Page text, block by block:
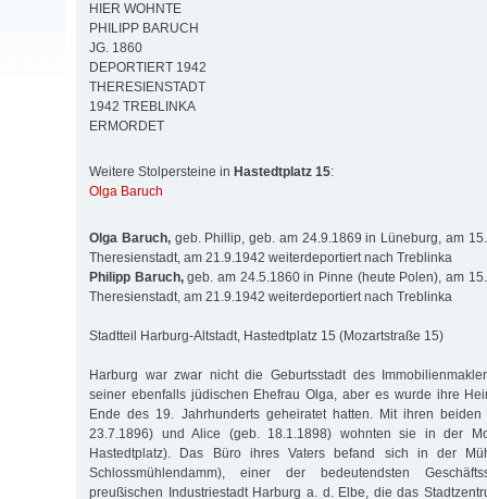
HIER WOHNTE
PHILIPP BARUCH
JG. 1860
DEPORTIERT 1942
THERESIENSTADT
1942 TREBLINKA
ERMORDET
Weitere Stolpersteine in Hastedtplatz 15:
Olga Baruch
Olga Baruch,geb. Phillip, geb. am 24.9.1869 in Lüneburg, am
Theresienstadt, am 21.9.1942 weiterdeportiert nach Treblinka
Philipp Baruch,geb. am 24.5.1860 in Pinne (heute Polen), am
Theresienstadt, am 21.9.1942 weiterdeportiert nach Treblinka
Stadtteil Harburg-Altstadt, Hastedtplatz 15 (Mozartstraße 15)
Harburg war zwar nicht die Geburtsstadt des
seiner ebenfalls jüdischen Ehefrau Olga, aber es wurde ihre
Ende des 19. Jahrhunderts geheiratet hatten. Mit ihren
23.7.1896) und Alice (geb. 18.1.1898) wohnten sie in der
Hastedtplatz). Das Büro ihres Vaters befand sich in der
Schlossmühlendamm), einer der bedeutendsten
preußischen Industriestadt Harburg a. d. Elbe, die das